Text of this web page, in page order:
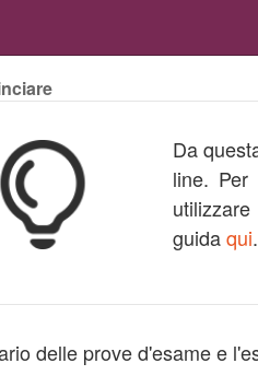
Da
line. Per
utilizzare il
guidaqui.
delle prove d'esame e